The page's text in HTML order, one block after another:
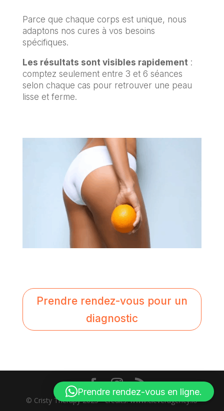
Parce que chaque corps est unique, nous
adaptons nos cures à vos besoins
spécifiques.
Les résultats sont visibles rapidement :
comptez seulement entre 3 et 6 séances
selon chaque cas pour retrouver une peau
lisse et ferme.
Prendre rendez-vous pour un
diagnostic
© Cristy Therapy 2025 - credits: www.cleveragency.io
Prendre rendez-vous en ligne.